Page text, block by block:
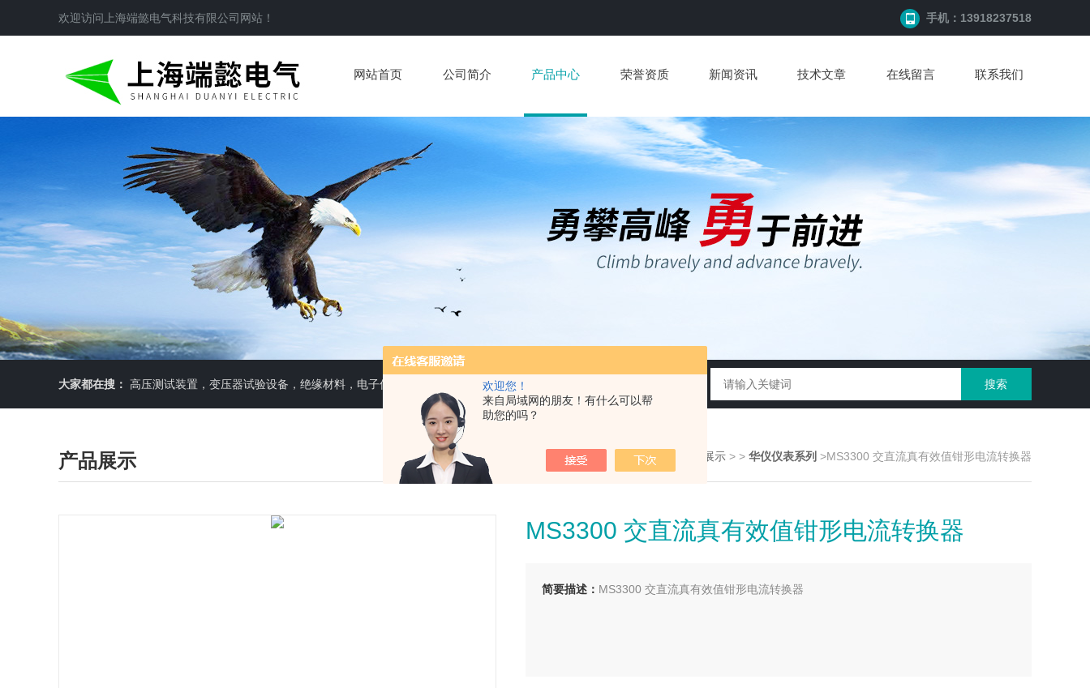
欢迎您！
来自局域网的朋友！有什么可以帮
助您的吗？
欢迎访问 上海端懿电气科技有限公司 网站！ 手机：13918237518
网站首页 公司简介 产品中心 荣誉资质 新闻资讯 技术文章 在线留言 联系我们
大家都在搜： 高压测试装置，变压器试验设备，绝缘材料，电子仪器仪表
产品展示 您现在的位置： >首页 产品展示 > > 华仪仪表系列 >MS3300 交直流真有效值钳形电流转换器
MS3300 交直流真有效值钳形电流转换器
简要描述： MS3300 交直流真有效值钳形电流转换器